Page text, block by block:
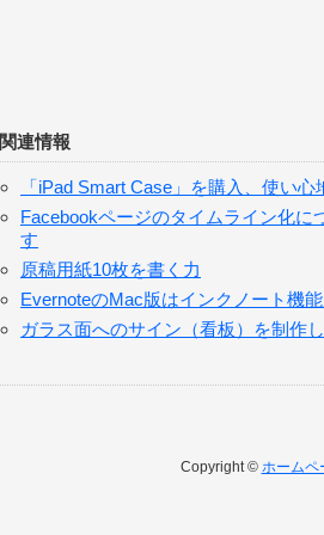
関連情報
「iPad Smart Case」を購入、使い
Facebookページのタイムライン化に
す
原稿用紙10枚を書く力
EvernoteのMac版はインクノート機
ガラス面へのサイン（看板）を制作
Copyright © ホームペ